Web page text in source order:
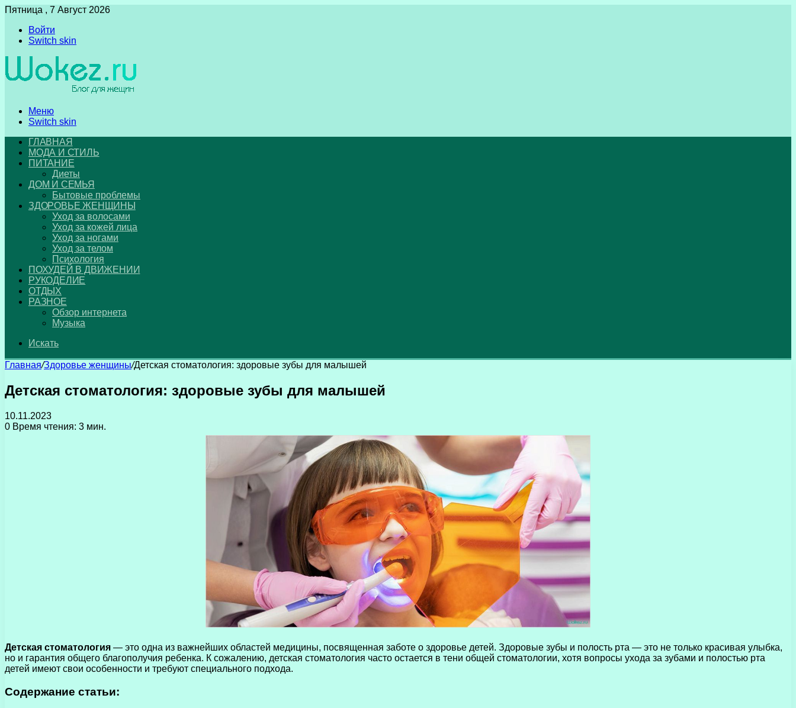
Пятница , 7 Август 2026
Войти
Switch skin
Меню
Switch skin
ГЛАВНАЯ
МОДА И СТИЛЬ
ПИТАНИЕ
Диеты
ДОМ И СЕМЬЯ
Бытовые проблемы
ЗДОРОВЬЕ ЖЕНЩИНЫ
Уход за волосами
Уход за кожей лица
Уход за ногами
Уход за телом
Психология
ПОХУДЕЙ В ДВИЖЕНИИ
РУКОДЕЛИЕ
ОТДЫХ
РАЗНОЕ
Обзор интернета
Музыка
Искать
Главная/Здоровье женщины/Детская стоматология: здоровые зубы для малышей
Детская стоматология: здоровые зубы для малышей
10.11.2023
0 Время чтения: 3 мин.
Детская стоматология — это одна из важнейших областей медицины, посвященная заботе о здоровье детей. Здоровые зубы и полость рта — это не только красивая улыбка,
но и гарантия общего благополучия ребенка. К сожалению, детская стоматология часто остается в тени общей стоматологии, хотя вопросы ухода за зубами и полостью рта
детей имеют свои особенности и требуют специального подхода.
Содержание статьи: